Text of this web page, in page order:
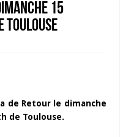
15
Toulouse
de Retour le dimanche
de Toulouse.